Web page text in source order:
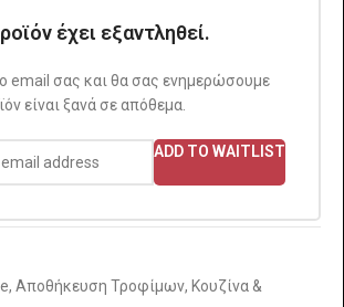
έχει εξαντληθεί.
email σας και θα σας ενημερώσουμε
είναι ξανά σε απόθεμα.
ADD TO WAITLIST
, Αποθήκευση Τροφίμων, Κουζίνα &